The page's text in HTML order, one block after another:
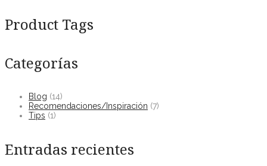
Product Tags
Categorías
Blog (14)
Recomendaciones/Inspiración (7)
Tips (1)
Entradas recientes